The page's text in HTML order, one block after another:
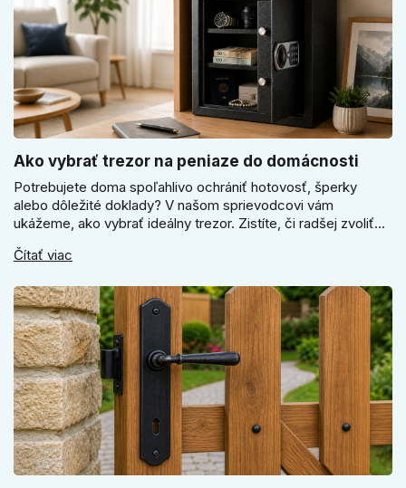
Ako vybrať trezor na peniaze do domácnosti
Potrebujete doma spoľahlivo ochrániť hotovosť, šperky
alebo dôležité doklady? V našom sprievodcovi vám
ukážeme, ako vybrať ideálny trezor. Zistíte, či radšej zvoliť
kľúčové jeho správne ukotvenie.
Čítať viac